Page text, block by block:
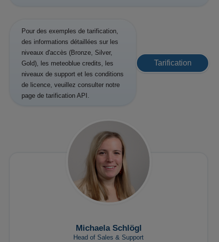
Tarification
Pour des exemples de tarification,
des informations détaillées sur les
niveaux d'accès (Bronze, Silver,
Gold), les meteoblue credits, les
niveaux de support et les conditions
de licence, veuillez consulter notre
page de tarification API.
Michaela Schlögl
Head of Sales & Support